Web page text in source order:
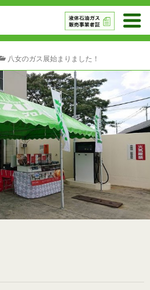
八女のガス展始まりました！